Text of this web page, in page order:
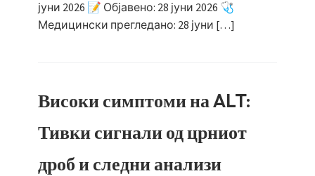
јуни 2026 📝 Објавено: 28 јуни 2026 🩺
Медицински прегледано: 28 јуни […]
Високи симптоми на ALT:
Тивки сигнали од црниот
дроб и следни анализи